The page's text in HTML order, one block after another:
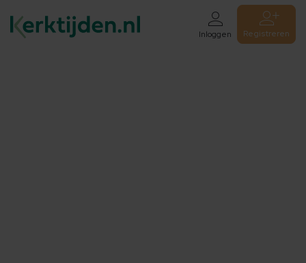
Inloggen Registreren